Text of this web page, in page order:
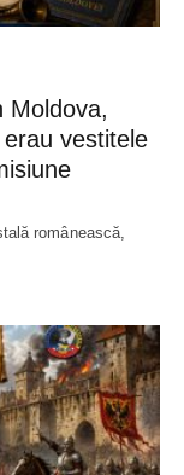
Moldova,
vestitele
românească,